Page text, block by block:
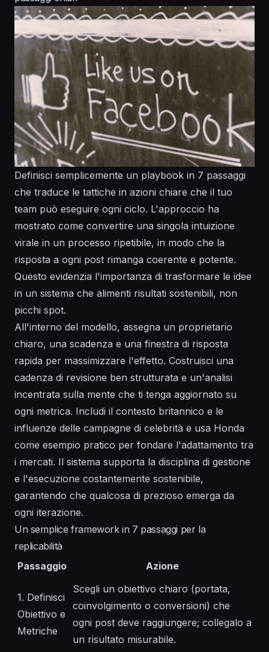
Definisci semplicemente un playbook in 7 passaggi
che traduce le tattiche in azioni chiare che il tuo
team può eseguire ogni ciclo. L'approccio ha
mostrato come convertire una singola intuizione
virale in un processo ripetibile, in modo che la
risposta a ogni post rimanga coerente e potente.
Questo evidenzia l'importanza di trasformare le idee
in un sistema che alimenti risultati sostenibili, non
picchi spot.
All'interno del modello, assegna un proprietario
chiaro, una scadenza e una finestra di risposta
rapida per massimizzare l'effetto. Costruisci una
cadenza di revisione ben strutturata e un'analisi
incentrata sulla mente che ti tenga aggiornato su
ogni metrica. Includi il contesto britannico e le
influenze delle campagne di celebrità e usa Honda
come esempio pratico per fondare l'adattamento tra
i mercati. Il sistema supporta la disciplina di gestione
e l'esecuzione costantemente sostenibile,
garantendo che qualcosa di prezioso emerga da
ogni iterazione.
Un semplice framework in 7 passaggi per la
replicabilità
Passaggio
Azione
1. Definisci
Obiettivo e
Metriche
Scegli un obiettivo chiaro (portata,
coinvolgimento o conversioni) che
ogni post deve raggiungere; collegalo a
un risultato misurabile.